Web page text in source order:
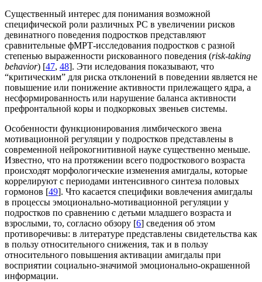
Существенный интерес для понимания возможной
специфической роли различных РС в увеличении рисков
девинатного поведения подростков представляют
сравнительные фМРТ-исследования подростков с разной
степенью выраженности рискованного поведения (risk-taking
behavior) [47, 48]. Эти иследования показывают, что
“критическим” для риска отклонений в поведении является не
повышение или понижение активности прилежащего ядра, а
несформированность или нарушение баланса активности
префронтальной коры и подкорковых звеньев системы.
Особенности функционирования лимбического звена
мотивационной регуляции у подростков представлены в
современной нейрокогнитивной науке существенно меньше.
Известно, что на протяжении всего подросткового возраста
происходят морфологические изменения амигдалы, которые
коррелируют с периодами интенсивного синтеза половых
гормонов [49]. Что касается специфики вовлечения амигдалы
в процессы эмоционально-мотивационной регуляции у
подростков по сравнению с детьми младшего возраста и
взрослыми, то, согласно обзору [6] сведения об этом
противоречивы: в литературе представлены свидетельства как
в пользу относительного снижения, так и в пользу
относительного повышения активации амигдалы при
восприятии социально-значимой эмоционально-окрашенной
информации.